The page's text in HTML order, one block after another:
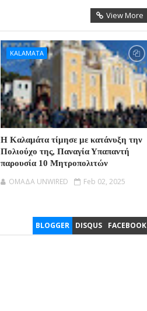
View More
KALAMATA
Η Καλαμάτα τίμησε με κατάνυξη την
Πολιούχο της, Παναγία Υπαπαντή
παρουσία 10 Μητροπολιτών
OMAΔΑ UNWIRED Feb 02, 2025
BLOGGER DISQUS FACEBOOK